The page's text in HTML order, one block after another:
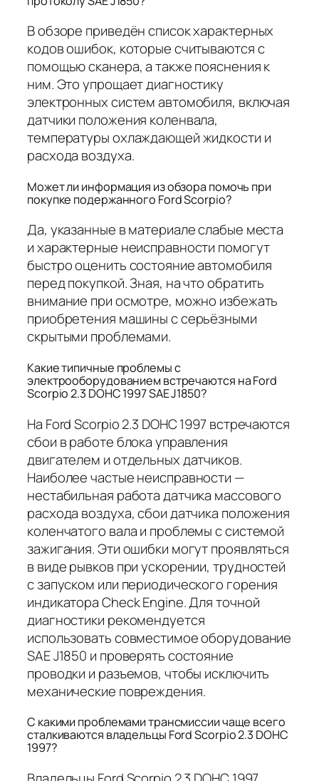
В обзоре приведён список характерных
кодов ошибок, которые считываются с
помощью сканера, а также пояснения к
ним. Это упрощает диагностику
электронных систем автомобиля, включая
датчики положения коленвала,
температуры охлаждающей жидкости и
расхода воздуха.
Может ли информация из обзора помочь при
покупке подержанного Ford Scorpio?
Да, указанные в материале слабые места
и характерные неисправности помогут
быстро оценить состояние автомобиля
перед покупкой. Зная, на что обратить
внимание при осмотре, можно избежать
приобретения машины с серьёзными
скрытыми проблемами.
Какие типичные проблемы с
электрооборудованием встречаются на Ford
Scorpio 2.3 DOHC 1997 SAE J1850?
На Ford Scorpio 2.3 DOHC 1997 встречаются
сбои в работе блока управления
двигателем и отдельных датчиков.
Наиболее частые неисправности —
нестабильная работа датчика массового
расхода воздуха, сбои датчика положения
коленчатого вала и проблемы с системой
зажигания. Эти ошибки могут проявляться
в виде рывков при ускорении, трудностей
с запуском или периодического горения
индикатора Check Engine. Для точной
диагностики рекомендуется
использовать совместимое оборудование
SAE J1850 и проверять состояние
проводки и разъемов, чтобы исключить
механические повреждения.
С какими проблемами трансмиссии чаще всего
сталкиваются владельцы Ford Scorpio 2.3 DOHC
1997?